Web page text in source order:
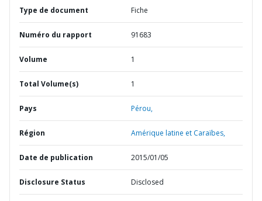
Type de document Fiche
Numéro du rapport 91683
Volume 1
Total Volume(s) 1
Pays Pérou,
Région Amérique latine et Caraïbes,
Date de publication 2015/01/05
Disclosure Status Disclosed